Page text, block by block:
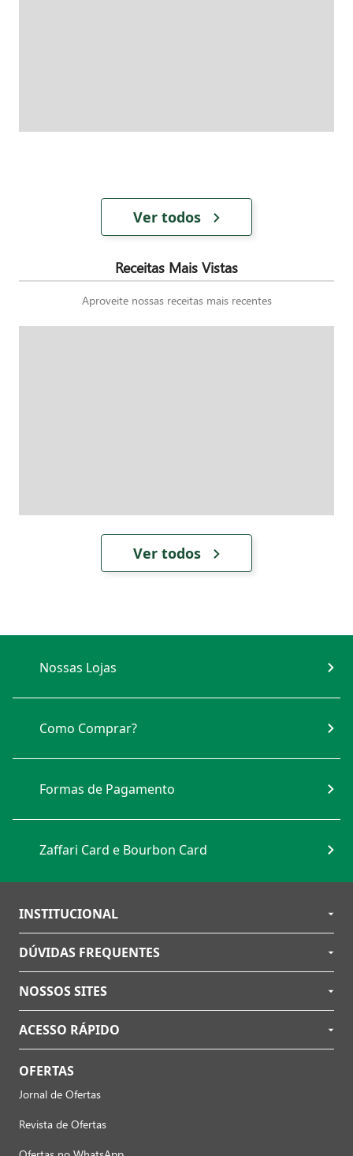
Ver todos
Receitas Mais Vistas
Aproveite nossas receitas mais recentes
Ver todos
Nossas Lojas
Como Comprar?
Formas de Pagamento
Zaffari Card e Bourbon Card
INSTITUCIONAL
DÚVIDAS FREQUENTES
NOSSOS SITES
ACESSO RÁPIDO
OFERTAS
Jornal de Ofertas
Revista de Ofertas